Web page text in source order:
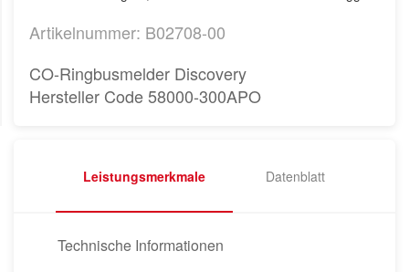
Artikelnummer: B02708-00
CO-Ringbusmelder Discovery
Hersteller Code 58000-300APO
Leistungsmerkmale Datenblatt
Technische Informationen